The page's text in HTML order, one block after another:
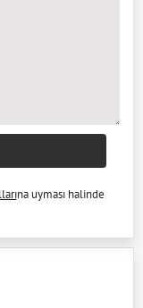
na uyması halinde